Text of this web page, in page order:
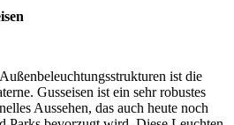
ist die
Gusseisen ist ein sehr robustes
Aussehen, das auch heute noch